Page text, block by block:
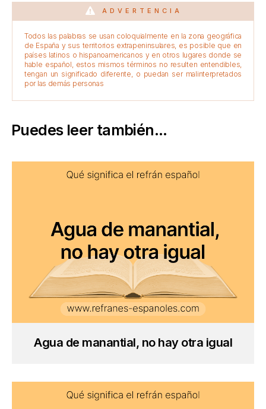
ADVERTENCIA
Todos las palabras se usan coloquialmente en la zona geográfica
de España y sus territorios extrapeninsulares, es posible que en
países latinos o hispanoamericanos y en otros lugares donde se
hable español, estos mismos términos no resulten entendibles,
tengan un significado diferente, o puedan ser malinterpretados
por las demás personas
Puedes leer también...
Agua de manantial, no hay otra igual